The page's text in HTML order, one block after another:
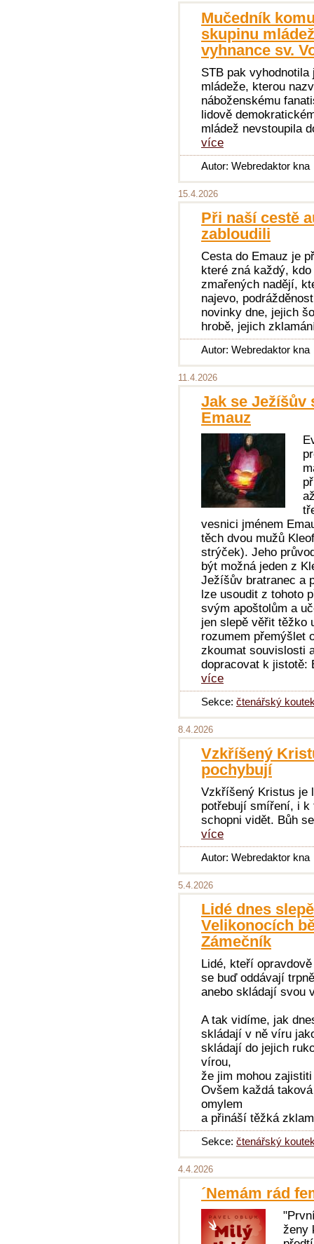
Mučedník
skupinu
vyhnance sv.
STB pak
mládeže, kterou
náboženskému
lidově
mládež nevstoupila
více
Autor: Webredaktor kna
15.4.2026
Při naší cestě
zabloudili
Cesta do Emauz je
které zná každý,
zmařených nadějí,
najevo,
novinky dne, jejich
hrobě, jejich
Autor: Webredaktor kna
11.4.2026
Jak se Ježíšův
Emauz
vesnici jménem
těch dvou mužů
strýček). Jeho
být možná jeden z
Ježíšův bratranec a
lze usoudit z tohoto
svým apoštolům a
jen slepě věřit těžko
rozumem přemýšlet
zkoumat souvislosti
dopracovat k jistotě:
více
Sekce: čtenářský
8.4.2026
Vzkříšený
pochybují
Vzkříšený Kristus je
potřebují smíření, i k
schopni vidět. Bůh
více
Autor: Webredaktor kna
5.4.2026
Lidé dnes
Velikonocích
Zámečník
Lidé, kteří
se buď oddávají
anebo skládají svou
A tak vidíme, jak
skládají v ně víru
skládají do jejich
vírou,
že jim mohou
Ovšem každá
omylem
a přináší těžká
Sekce: čtenářský
4.4.2026
´Nemám rád
ženy